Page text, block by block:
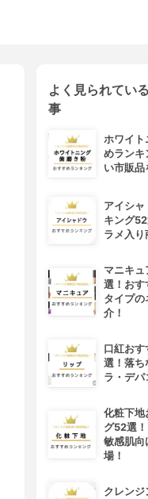
よく見られてい
事
ホワイト
めランキ
い市販品
アイシ
キング
ラメ入り
マニキ
選！おす
タイプ
介！
口紅お
選！落ち
ラ・デパ
化粧下地
グ52選
敏感肌向
場！
クレン